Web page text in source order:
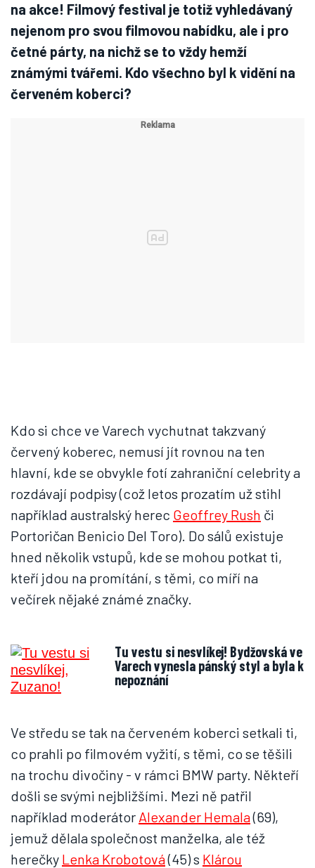
na akce! Filmový festival je totiž vyhledávaný
nejenom pro svou filmovou nabídku, ale i pro
četné párty, na nichž se to vždy hemží
známými tvářemi. Kdo všechno byl k vidění na
červeném koberci?
Kdo si chce ve Varech vychutnat takzvaný
červený koberec, nemusí jít rovnou na ten
hlavní, kde se obvykle fotí zahraniční celebrity a
rozdávají podpisy (což letos prozatím už stihl
například australský herec Geoffrey Rush či
Portoričan Benicio Del Toro). Do sálů existuje
hned několik vstupů, kde se mohou potkat ti,
kteří jdou na promítání, s těmi, co míří na
večírek nějaké známé značky.
Tu vestu si nesvlíkej! Bydžovská ve
Varech vynesla pánský styl a byla k
nepoznání
Ve středu se tak na červeném koberci setkali ti,
co prahli po filmovém vyžití, s těmi, co se těšili
na trochu divočiny - v rámci BMW party. Někteří
došli se svými nejbližšími. Mezi ně patřil
například moderátor Alexander Hemala(69),
jemuž dělala společnost manželka, ale též
herečky Lenka Krobotová(45) s Klárou